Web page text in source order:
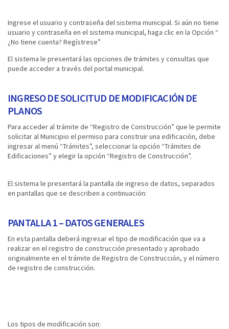
Ingrese el usuario y contraseña del sistema municipal. Si aún no tiene
usuario y contraseña en el sistema municipal, haga clic en la Opción “
¿No tiene cuenta? Regístrese”
El sistema le presentará las opciones de trámites y consultas que
puede acceder a través del portal municipal.
INGRESO DE SOLICITUD DE MODIFICACIÓN DE
PLANOS
Para acceder al trámite de “Registro de Construcción” que le permite
solicitar al Municipio el permiso para construir una edificación, debe
ingresar al menú “Trámites”, seleccionar la opción “Trámites de
Edificaciones” y elegir la opción “Registro de Construcción”.
El sistema le presentará la pantalla de ingreso de datos, separados
en pantallas que se describen a continuación:
PANTALLA 1 – DATOS GENERALES
En esta pantalla deberá ingresar el tipo de modificación que va a
realizar en el registro de construcción presentado y aprobado
originalmente en el trámite de Registro de Construcción, y el número
de registro de construcción.
Los tipos de modificación son: